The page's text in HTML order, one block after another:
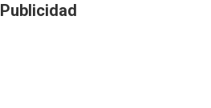
Publicidad